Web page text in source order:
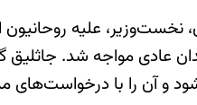
نخست‌وزیر، علیه
عادی مواجه شد. جاثلیق
و آن را با درخواست‌های